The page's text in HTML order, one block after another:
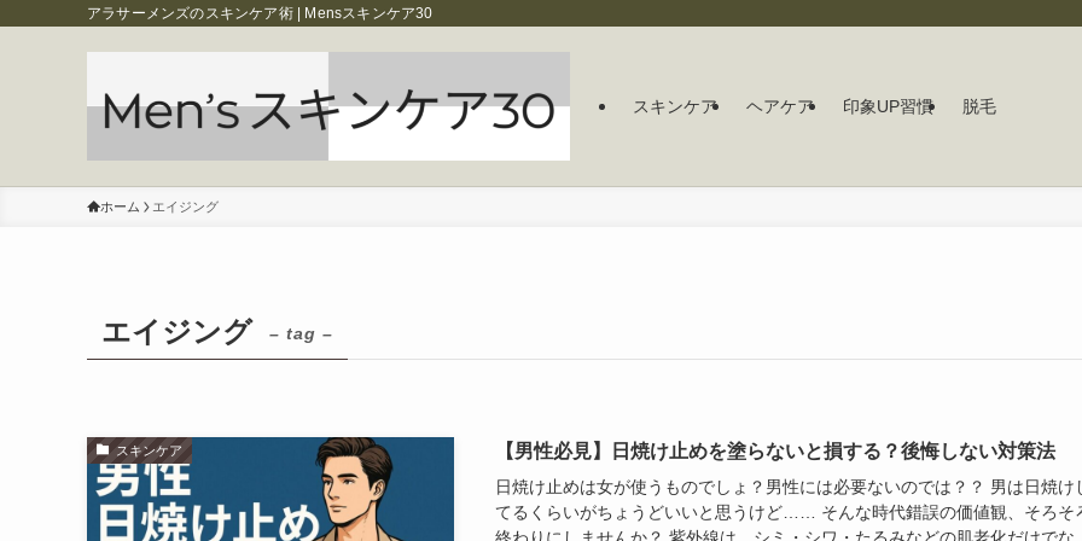
アラサーメンズのスキンケア術 | Mensスキンケア30
スキンケア ヘアケア 印象UP習慣 脱毛
ホーム エイジング
エイジング – tag –
スキンケア 【男性必見】日焼け止めを塗らないと損する？後悔しない対策法
日焼け止めは女が使うものでしょ？男性には必要ないのでは？？ 男は日焼け
てるくらいがちょうどいいと思うけど…… そんな時代錯誤の価値観、そろそ